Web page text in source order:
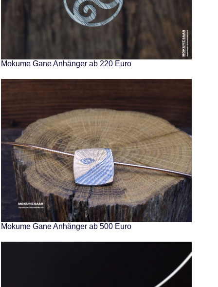
Mokume Gane Anhänger ab 220 Euro
Mokume Gane Anhänger ab 500 Euro